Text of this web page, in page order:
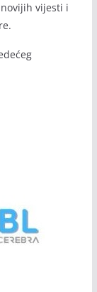
i bržeg
jer su
vijesti i